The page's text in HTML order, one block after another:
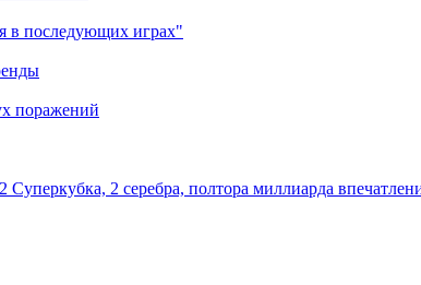
в последующих играх"
поражений
2 серебра, полтора миллиарда